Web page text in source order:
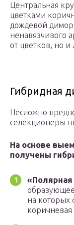
Центральная
цветками
дождевой
ненавязчивого
от цветков, но и
Гибридная
Несложно
селекционеры
На основе
получены
«Полярная
на которых
коричневая